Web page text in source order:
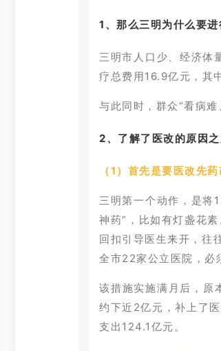
1、那么三明为什么要进
三明市人口少、经济体
疗总费用16.9亿元，其
与此同时，群众“看病
2、了解了医改的原因
（1）首先是要医改先药
三明第一个动作，是将
神药”，比如有灯盏花
回扣引导医生来开，往
全市22家公立医院，必
该措施实施满月后，原
约下近2亿元，补上了
支出124.1亿元。